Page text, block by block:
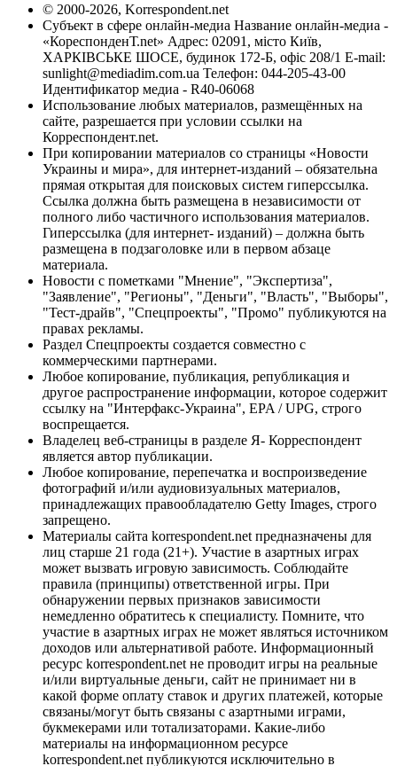
© 2000-2026, Korrespondent.net
Субъект в сфере онлайн-медиа Название онлайн-медиа -
«КореспонденТ.net» Адрес: 02091, місто Київ,
ХАРКІВСЬКЕ ШОСЕ, будинок 172-Б, офіс 208/1 E-mail:
sunlight@mediadim.com.ua Телефон: 044-205-43-00
Идентификатор медиа - R40-06068
Использование любых материалов, размещённых на
сайте, разрешается при условии ссылки на
Корреспондент.net.
При копировании материалов со страницы «Новости
Украины и мира», для интернет-изданий – обязательна
прямая открытая для поисковых систем гиперссылка.
Ссылка должна быть размещена в независимости от
полного либо частичного использования материалов.
Гиперссылка (для интернет- изданий) – должна быть
размещена в подзаголовке или в первом абзаце
материала.
Новости с пометками "Мнение", "Экспертиза",
"Заявление", "Регионы", "Деньги", "Власть", "Выборы",
"Тест-драйв", "Спецпроекты", "Промо" публикуются на
правах рекламы.
Раздел Спецпроекты создается совместно с
коммерческими партнерами.
Любое копирование, публикация, републикация и
другое распространение информации, которое содержит
ссылку на "Интерфакс-Украина", EPA / UPG, строго
воспрещается.
Владелец веб-страницы в разделе Я- Корреспондент
является автор публикации.
Любое копирование, перепечатка и воспроизведение
фотографий и/или аудиовизуальных материалов,
принадлежащих правообладателю Getty Images, строго
запрещено.
Материалы сайта korrespondent.net предназначены для
лиц старше 21 года (21+). Участие в азартных играх
может вызвать игровую зависимость. Соблюдайте
правила (принципы) ответственной игры. При
обнаружении первых признаков зависимости
немедленно обратитесь к специалисту. Помните, что
участие в азартных играх не может являться источником
доходов или альтернативой работе. Информационный
ресурс korrespondent.net не проводит игры на реальные
и/или виртуальные деньги, сайт не принимает ни в
какой форме оплату ставок и других платежей, которые
связаны/могут быть связаны с азартными играми,
букмекерами или тотализаторами. Какие-либо
материалы на информационном ресурсе
korrespondent.net публикуются исключительно в